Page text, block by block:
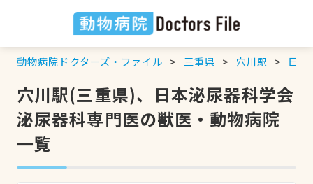
動物病院ドクターズ・ファイル 三重県 穴川駅 日本
穴川駅(三重県)、日本泌尿器科学会
泌尿器科専門医の獣医・動物病院
一覧